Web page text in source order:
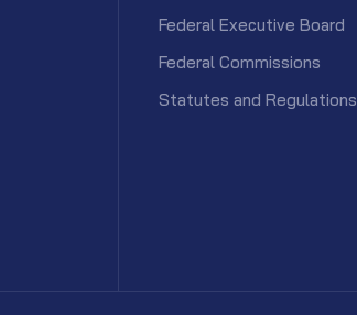
Federal Executive Board
Federal Commissions
Statutes and Regulations